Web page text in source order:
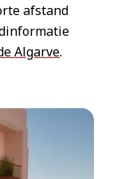
afstand
Algarve.